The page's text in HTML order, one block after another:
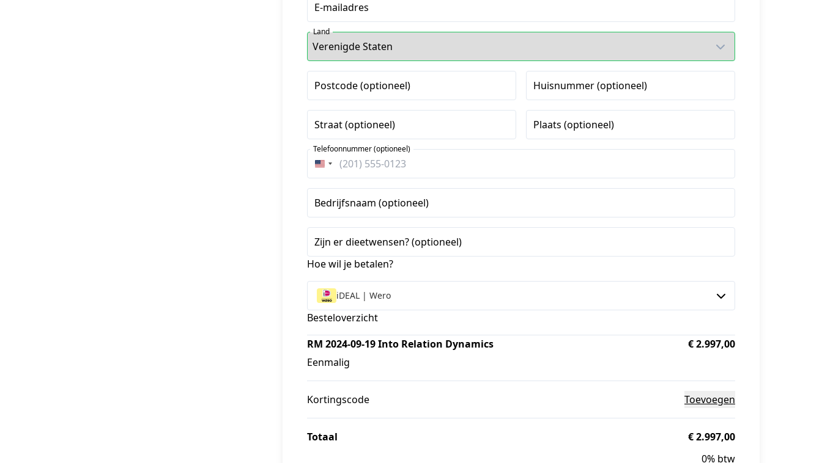
E-mailadres
Land
Postcode (optioneel) Huisnummer (optioneel)
Straat (optioneel) Plaats (optioneel)
Verenigde
Staten
+1
Telefoonnummer (optioneel)
Bedrijfsnaam (optioneel)
Zijn er dieetwensen? (optioneel)
Hoe wil je betalen?
iDEAL | Wero
Besteloverzicht
RM 2024-09-19 Into Relation Dynamics
Eenmalig
€ 2.997,00
Kortingscode Toevoegen
Totaal
€ 2.997,00
0% btw